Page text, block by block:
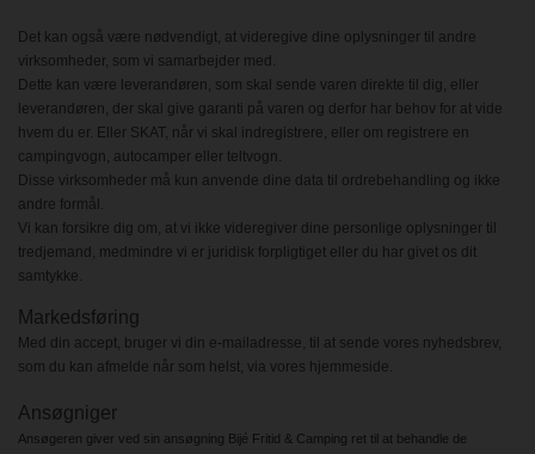
Det kan også være nødvendigt, at videregive dine oplysninger til andre
virksomheder, som vi samarbejder med.
Dette kan være leverandøren, som skal sende varen direkte til dig, eller
leverandøren, der skal give garanti på varen og derfor har behov for at vide
hvem du er. Eller SKAT, når vi skal indregistrere, eller om registrere en
campingvogn, autocamper eller teltvogn.
Disse virksomheder må kun anvende dine data til ordrebehandling og ikke
andre formål.
Vi kan forsikre dig om, at vi ikke videregiver dine personlige oplysninger til
tredjemand, medmindre vi er juridisk forpligtiget eller du har givet os dit
samtykke.
Markedsføring
Med din accept, bruger vi din e-mailadresse, til at sende vores nyhedsbrev,
som du kan afmelde når som helst, via vores hjemmeside.
Ansøgniger
Ansøgeren giver ved sin ansøgning Bijé Fritid & Camping ret til at behandle de